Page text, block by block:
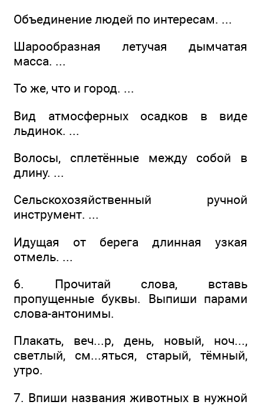
Объединение людей по интересам. ...
Шарообразная летучая дымчатая
масса. ...
То же, что и город. ...
Вид атмосферных осадков в виде
льдинок. ...
Волосы, сплетённые между собой в
длину. ...
Сельскохозяйственный ручной
инструмент. ...
Идущая от берега длинная узкая
отмель. ...
6. Прочитай слова, вставь
пропущенные буквы. Выпиши парами
слова-антонимы.
Плакать, веч...р, день, новый, ноч...,
светлый, см...яться, старый, тёмный,
утро.
7. Впиши названия животных в нужной